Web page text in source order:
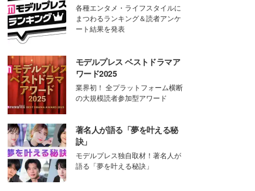
各種エンタメ・ライフスタイルに
まつわるランキング＆読者アンケ
ート結果を発表
モデルプレス ベストドラマア
ワード2025
業界初！ 全プラットフォーム横断
の大規模読者参加型アワード
著名人が語る「夢を叶える秘
訣」
モデルプレス独自取材！著名人が
語る「夢を叶える秘訣」